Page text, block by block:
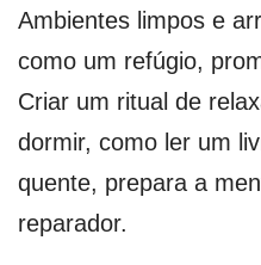
Ambientes limpos e
como um refúgio,
Criar um ritual de
dormir, como ler um
quente, prepara a
reparador.